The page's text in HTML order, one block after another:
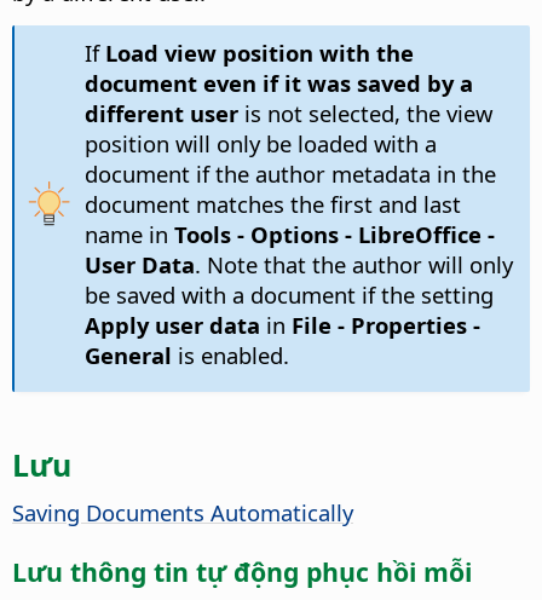
If Load view position with the
document even if it was saved by a
different useris not selected, the view
position will only be loaded with a
document if the author metadata in the
document matches the first and last
name in Tools - Options- LibreOffice -
User Data. Note that the author will only
be saved with a document if the setting
Apply user data in File - Properties -
General is enabled.
Lưu
Saving Documents Automatically
Lưu thông tin tự động phục hồi mỗi